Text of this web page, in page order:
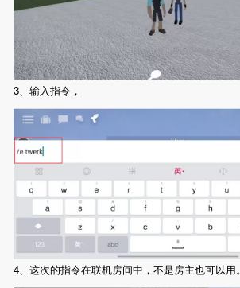
3、输入指令，
4、这次的指令在联机房间中，不是房主也可以用。